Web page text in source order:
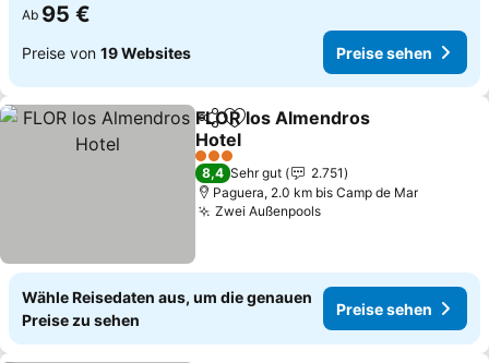
Ab 95 €
Preise von 19 Websites Preise sehen
TeilenZu Favoriten hinzufügen
FLOR los Almendros
Hotel
3 Sterne
8,4 Sehr gut
2.751
Paguera, 2.0 km bis Camp de Mar
Zwei Außenpools
Wähle Reisedaten aus, um die genauen
Preise zu sehen
Preise sehen